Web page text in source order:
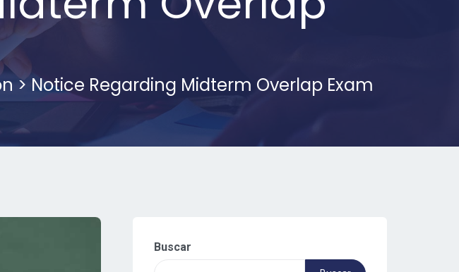
> Notice Regarding Midterm Overlap Exam
Buscar